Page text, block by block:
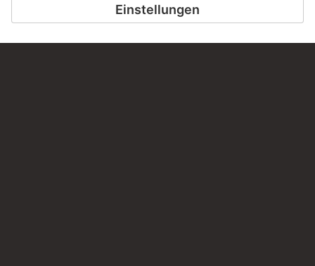
14.07.2026